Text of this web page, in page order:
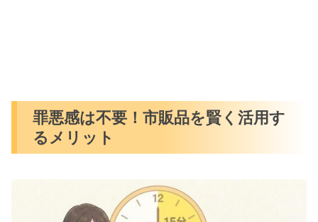
罪悪感は不要！市販品を賢く活用す
るメリット